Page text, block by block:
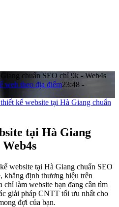
chuẩn SEO chỉ 9k - Web4s
web theo địa điểm23:48 -
kế website tại Hà Giang chuẩn
tại Hà Giang
website tại Hà Giang chuẩn SEO
khẳng định thương hiệu trên
chỉ làm website bạn đang cần tìm
giải pháp CNTT tối ưu nhất cho
đợi của bạn.